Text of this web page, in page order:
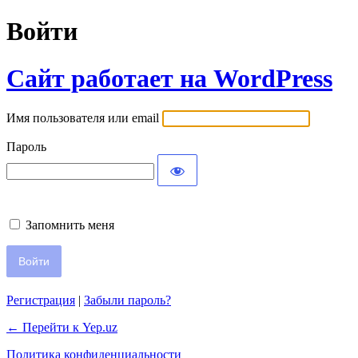
Войти
Сайт работает на WordPress
Имя пользователя или email
Пароль
Запомнить меня
Регистрация | Забыли пароль?
← Перейти к Yep.uz
Политика конфиденциальности